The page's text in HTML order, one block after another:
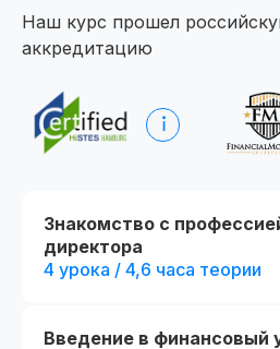
Наш курс прошел
аккредитацию
Знакомство с
директора
4 урока / 4,6 часа теории
Введение в финансовый
сегодня
Получите полную программу курса
погрузиться в обучение и принять
обоснованное решение без лишних
сомнений